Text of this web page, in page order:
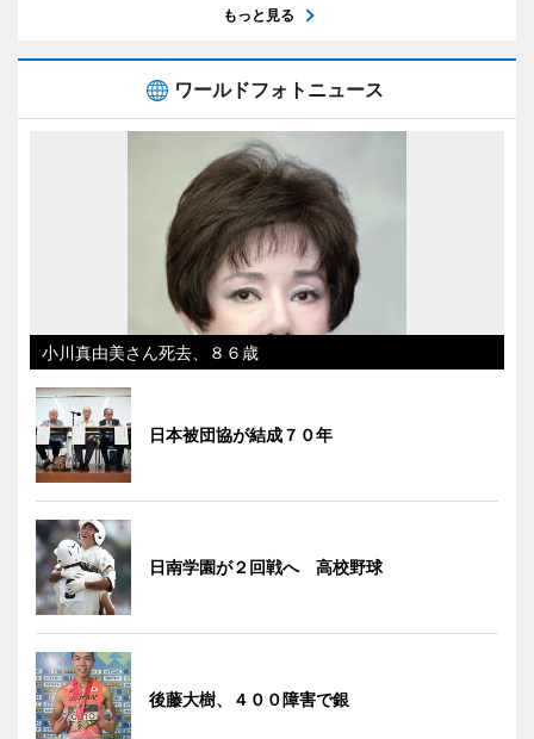
もっと見る
ワールドフォトニュース
小川真由美さん死去、８６歳
日本被団協が結成７０年
日南学園が２回戦へ 高校野球
後藤大樹、４００障害で銀